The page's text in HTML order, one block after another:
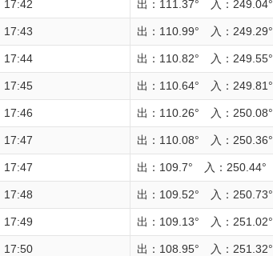
17:42 出：111.37° 入：249.04°
17:43 出：110.99° 入：249.29°
17:44 出：110.82° 入：249.55°
17:45 出：110.64° 入：249.81°
17:46 出：110.26° 入：250.08°
17:47 出：110.08° 入：250.36°
17:47 出：109.7° 入：250.44°
17:48 出：109.52° 入：250.73°
17:49 出：109.13° 入：251.02°
17:50 出：108.95° 入：251.32°